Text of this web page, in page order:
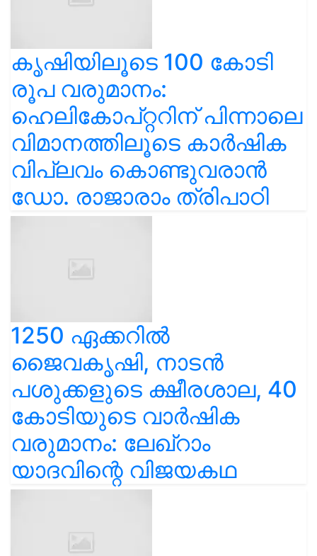
കൃഷിയിലൂടെ 100 കോടി
രൂപ വരുമാനം:
ഹെലികോപ്റ്ററിന് പിന്നാലെ
വിമാനത്തിലൂടെ കാർഷിക
വിപ്ലവം കൊണ്ടുവരാൻ
ഡോ. രാജാരാം ത്രിപാഠി
1250 ഏക്കറിൽ
ജൈവകൃഷി, നാടൻ
പശുക്കളുടെ ക്ഷീരശാല, 40
കോടിയുടെ വാർഷിക
വരുമാനം: ലേഖ്‌റാം
യാദവിന്റെ വിജയകഥ